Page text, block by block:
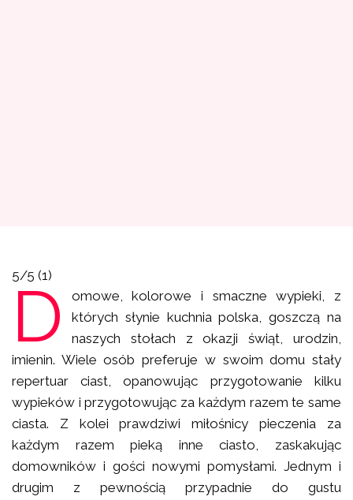
5/5 (1)
D
omowe, kolorowe i smaczne wypieki, z
których słynie kuchnia polska, goszczą na
naszych stołach z okazji świąt, urodzin,
imienin. Wiele osób preferuje w swoim domu stały
repertuar ciast, opanowując przygotowanie kilku
wypieków i przygotowując za każdym razem te same
ciasta. Z kolei prawdziwi miłośnicy pieczenia za
każdym razem pieką inne ciasto, zaskakując
domowników i gości nowymi pomysłami. Jednym i
drugim z pewnością przypadnie do gustu